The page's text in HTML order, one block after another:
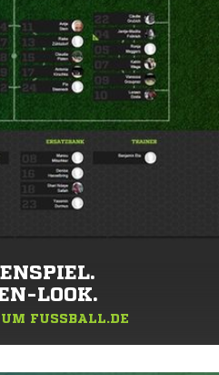
LOOK.
FUSSBALL.DE